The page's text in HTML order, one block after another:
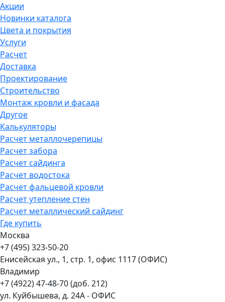
Акции
Новинки каталога
Цвета и покрытия
Услуги
Расчет
Доставка
Проектирование
Строительство
Монтаж кровли и фасада
Другое
Калькуляторы
Расчет металлочерепицы
Расчет забора
Расчет сайдинга
Расчет водостока
Расчет фальцевой кровли
Расчет утепление стен
Расчет металлический сайдинг
Где купить
Москва
+7 (495) 323-50-20
Енисейская ул., 1, стр. 1, офис 1117 (ОФИС)
Владимир
+7 (4922) 47-48-70 (доб. 212)
ул. Куйбышева, д. 24А - ОФИС